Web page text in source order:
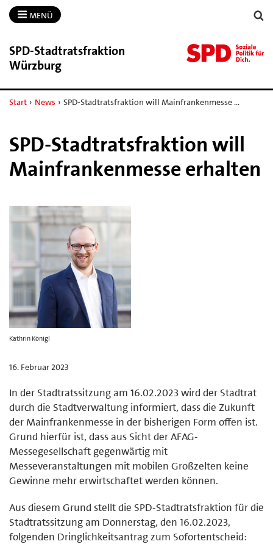
MENÜ
SPD-​Stadtratsfraktion
Würzburg
Start › News › SPD-Stadtratsfraktion will Mainfrankenmesse …
SPD-Stadtratsfraktion will
Mainfrankenmesse erhalten
Kathrin Königl
16. Februar 2023
In der Stadtratssitzung am 16.02.2023 wird der Stadtrat
durch die Stadtverwaltung informiert, dass die Zukunft
der Mainfrankenmesse in der bisherigen Form offen ist.
Grund hierfür ist, dass aus Sicht der AFAG-
Messegesellschaft gegenwärtig mit
Messeveranstaltungen mit mobilen Großzelten keine
Gewinne mehr erwirtschaftet werden können.
Aus diesem Grund stellt die SPD-Stadtratsfraktion für die
Stadtratssitzung am Donnerstag, den 16.02.2023,
folgenden Dringlichkeitsantrag zum Sofortentscheid: